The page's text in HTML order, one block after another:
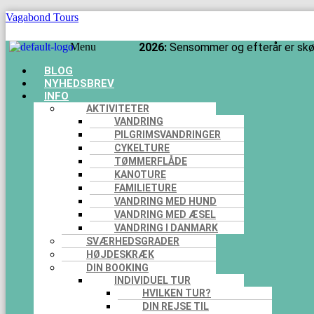
Vagabond Tours
2026:Sensommer og efterår er
Menu
BLOG
NYHEDSBREV
INFO
AKTIVITETER
VANDRING
PILGRIMSVANDRINGER
CYKELTURE
TØMMERFLÅDE
KANOTURE
FAMILIETURE
VANDRING MED HUND
VANDRING MED ÆSEL
VANDRING I DANMARK
SVÆRHEDSGRADER
HØJDESKRÆK
DIN BOOKING
INDIVIDUEL TUR
HVILKEN TUR?
DIN REJSE TIL